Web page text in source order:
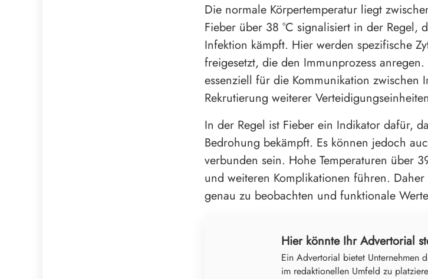
Die normale Körpertemperatur liegt
Fieber über 38 °C signalisiert in der Regel,
Infektion kämpft. Hier werden spezifische
freigesetzt, die den Immunprozess
essenziell für die Kommunikation zwischen
Rekrutierung weiterer
In der Regel ist Fieber ein Indikator dafür,
Bedrohung bekämpft. Es können jedoch
verbunden sein. Hohe Temperaturen über
und weiteren Komplikationen führen.
genau zu beobachten und funktionale
Hier könnte Ihr Advertorial
Ein Advertorial bietet Unternehmen
im redaktionellen Umfeld zu